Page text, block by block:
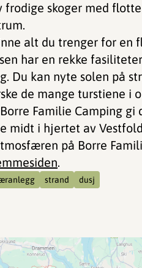
skoger med
alt du trenger for en
har en rekke
Du kan nyte solen på
de mange turstiene i
Familie Camping gi
midt i hjertet av
på Borre
.
strand dusj